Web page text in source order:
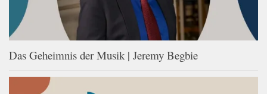
Das Geheimnis der Musik | Jeremy Begbie